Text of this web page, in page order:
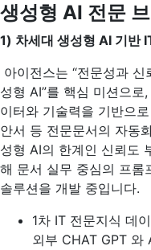
생성형 AI 전문 브
1) 차세대 생성형 AI 기반
아이전스는 “전문성과
성형 AI”를 핵심 미션으
이터와 기술력을 기반으
안서 등 전문문서의 자동
성형 AI의 한계인 신뢰도
해 문서 실무 중심의 프롬
솔루션을 개발 중입니다.
1차 IT 전문지식 데
외부 CHAT GPT 와